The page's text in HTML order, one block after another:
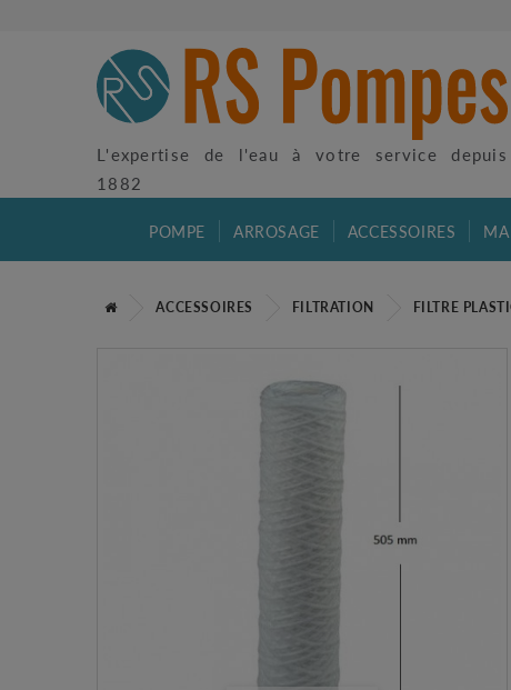
L'expertise de l'eau à votre service depuis
1882
POMPE ARROSAGE ACCESSOIRES
ACCESSOIRES FILTRATION FILTRE